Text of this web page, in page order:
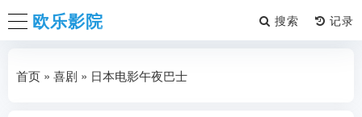
欧乐影院 搜索
首页 » 喜剧 » 日本电影午夜巴士